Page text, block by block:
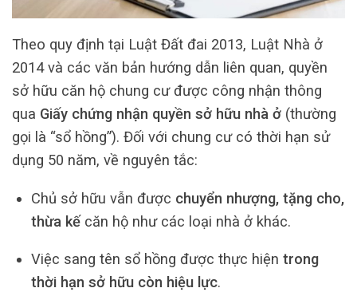
Theo quy định tại Luật Đất đai 2013, Luật Nhà ở
2014 và các văn bản hướng dẫn liên quan, quyền
sở hữu căn hộ chung cư được công nhận thông
qua Giấy chứng nhận quyền sở hữu nhà ở (thường
gọi là “sổ hồng”). Đối với chung cư có thời hạn sử
dụng 50 năm, về nguyên tắc:
Chủ sở hữu vẫn được chuyển nhượng, tặng cho,
thừa kếcăn hộ như các loại nhà ở khác.
Việc sang tên sổ hồng được thực hiện trong
thời hạn sở hữu còn hiệu lực.